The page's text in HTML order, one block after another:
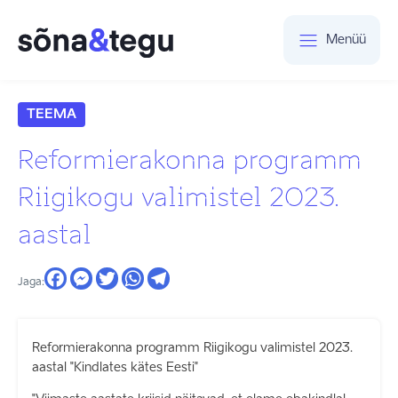
Menüü
TEEMA
Reformierakonna programm
Riigikogu valimistel 2023.
aastal
Jaga:
Reformierakonna programm Riigikogu valimistel 2023.
aastal "Kindlates kätes Eesti"